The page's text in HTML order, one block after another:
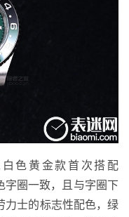
色黄金款首次搭配
字圈一致，且与字圈下
力士的标志性配色，绿